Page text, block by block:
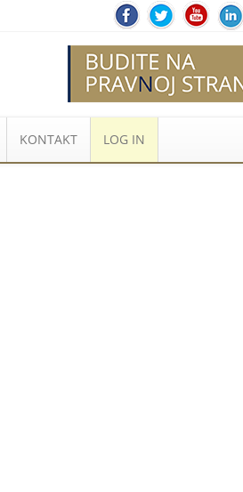
KONTAKT LOG IN